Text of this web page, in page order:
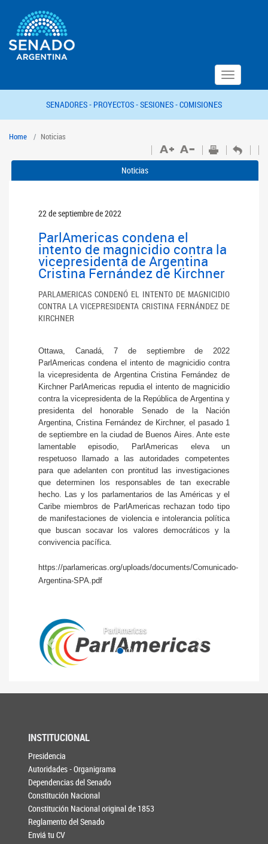
Toggle
navigation
SENADORES - PROYECTOS -SESIONES -COMISIONES
Home Noticias
Noticias
22 de septiembre de 2022
ParlAmericas condena el
intento de magnicidio contra la
vicepresidenta de Argentina
Cristina Fernández de Kirchner
PARLAMERICAS CONDENÓ EL INTENTO DE MAGNICIDIO
CONTRA LA VICEPRESIDENTA CRISTINA FERNÁNDEZ DE
KIRCHNER
Ottawa, Canadá, 7 de septiembre de 2022
ParlAmericas condena el intento de magnicidio contra
la vicepresidenta de Argentina Cristina Fernández de
Kirchner ParlAmericas repudia el intento de magnicidio
contra la vicepresidenta de la República de Argentina y
presidenta del honorable Senado de la Nación
Argentina, Cristina Fernández de Kirchner, el pasado 1
de septiembre en la ciudad de Buenos Aires. Ante este
lamentable episodio, ParlAmericas eleva un
respetuoso llamado a las autoridades competentes
para que adelanten con prontitud las investigaciones
que determinen los responsables de tan execrable
hecho. Las y los parlamentarios de las Américas y el
Caribe miembros de ParlAmericas rechazan todo tipo
de manifestaciones de violencia e intolerancia política
que buscan socavar los valores democráticos y la
convivencia pacífica.
https://parlamericas.org/uploads/documents/Comunicado-
Argentina-SPA.pdf
ParlAmericas
Anterior
INSTITUCIONAL
Presidencia
Autoridades - Organigrama
Dependencias del Senado
Constitución Nacional
Constitución Nacional original de 1853
Reglamento del Senado
Enviá tu CV